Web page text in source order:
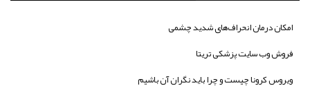
امکان درمان انحراف‌های شدید چشمی
فروش وب سایت پزشکی تریتا
ویروس کرونا چیست و چرا باید نگران آن باشیم